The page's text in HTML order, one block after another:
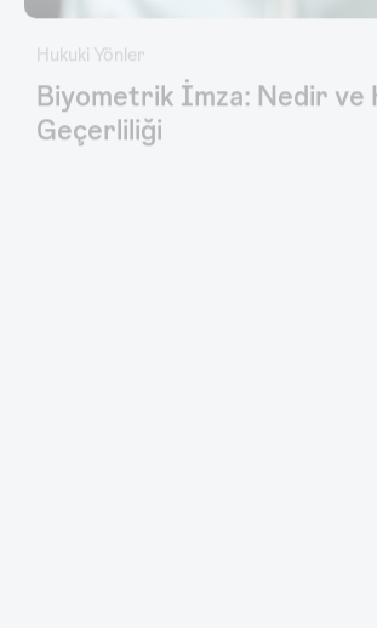
Hukuki Yönler
Biyometrik İmza: Nedir ve
Geçerliliği